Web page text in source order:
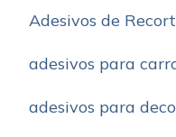
Adesivos de
adesivos para
adesivos para